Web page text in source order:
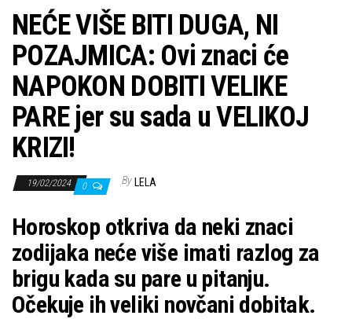
NEĆE VIŠE BITI DUGA, NI
POZAJMICA: Ovi znaci će
NAPOKON DOBITI VELIKE
PARE jer su sada u VELIKOJ
KRIZI!
19/02/2024 0 By LELA
Horoskop otkriva da neki znaci
zodijaka neće više imati razlog za
brigu kada su pare u pitanju.
Očekuje ih veliki novčani dobitak.